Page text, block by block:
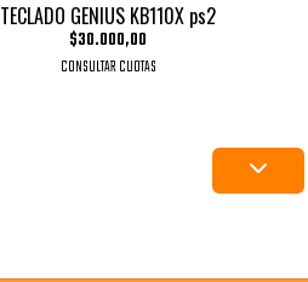
TECLADO GENIUS KB110X ps2
$30.000,00
CONSULTAR CUOTAS